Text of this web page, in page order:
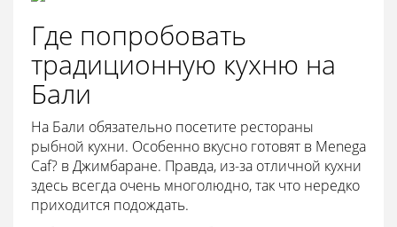
Где попробовать
традиционную кухню на
Бали
На Бали обязательно посетите рестораны
рыбной кухни. Особенно вкусно готовят в Menega
Caf? в Джимбаране. Правда, из-за отличной кухни
здесь всегда очень многолюдно, так что нередко
приходится подождать.